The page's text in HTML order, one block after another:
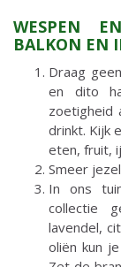
WESPEN
BALKON EN
Draag
en dito
drinkt. Kijk
eten, fruit,
Smeer
In ons
collectie
lavendel,
oliën kun